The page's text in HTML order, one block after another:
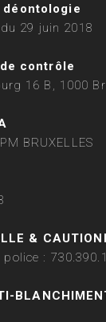
déontologie
29 juin 2018
contrôle
16 B, 1000
BRUXELLES
&
police :